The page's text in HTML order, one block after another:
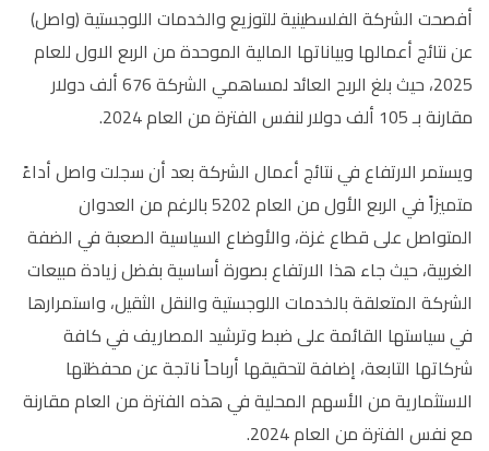
أفصحت الشركة الفلسطينية للتوزيع والخدمات اللوجستية (واصل)
عن نتائج أعمالها وبياناتها المالية الموحدة من الربع الاول للعام
2025، حيث بلغ الربح العائد لمساهمي الشركة 676 ألف دولار
مقارنة بـ 105 ألف دولار لنفس الفترة من العام 2024.
ويستمر الارتفاع في نتائج أعمال الشركة بعد أن سجلت واصل أداءً
متميزاً في الربع الأول من العام 5202 بالرغم من العدوان
المتواصل على قطاع غزة، والأوضاع السياسية الصعبة في الضفة
الغربية، حيث جاء هذا الارتفاع بصورة أساسية بفضل زيادة مبيعات
الشركة المتعلقة بالخدمات اللوجستية والنقل الثقيل، واستمرارها
في سياستها القائمة على ضبط وترشيد المصاريف في كافة
شركاتها التابعة، إضافة لتحقيقها أرباحاً ناتجة عن محفظتها
الاستثمارية من الأسهم المحلية في هذه الفترة من العام مقارنة
مع نفس الفترة من العام 2024.